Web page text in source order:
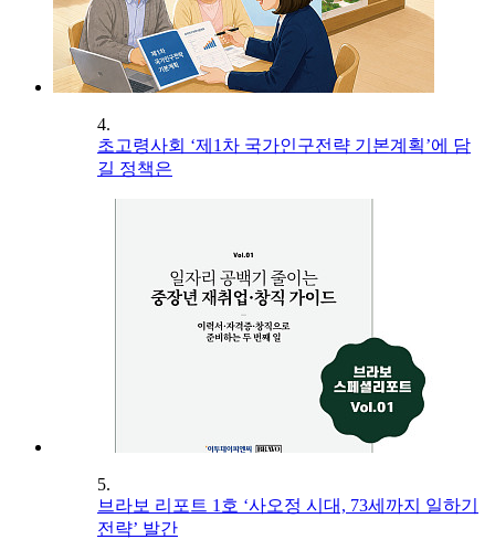
4.
초고령사회 ‘제1차 국가인구전략 기본계획’에 담
길 정책은
5.
브라보 리포트 1호 ‘사오정 시대, 73세까지 일하기
전략’ 발간